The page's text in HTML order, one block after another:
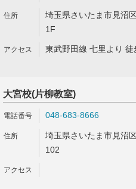
埼玉県さいたま市見沼
1F
東武野田線 七里より
大宮校(片柳教室)
048-683-8666
埼玉県さいたま市見沼
102